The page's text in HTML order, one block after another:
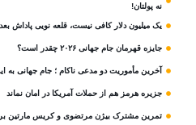
نه پولتان!
یک میلیون دلار کافی نیست، قلعه‌ نویی پاداش
جایزه قهرمان جام جهانی ۲۰۲۶ چقدر است؟
آخرین مأموریت دو مدعی ناکام ؛ جام جهانی به
جزیره هرمز هم از حملات آمریکا در امان نماند
تمرین مشترک بیژن مرتضوی و کریس مارتین